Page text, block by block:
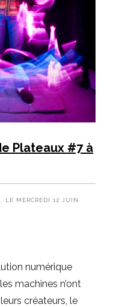
Plateaux #7 à
, LE MERCREDI 12 JUIN
numérique
machines n’ont
créateurs, le